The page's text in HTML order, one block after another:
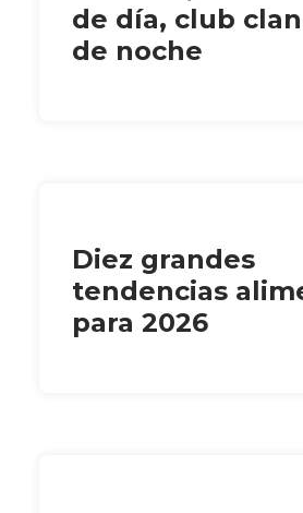
de día, club
de noche
Diez grandes
tendencias
para 2026